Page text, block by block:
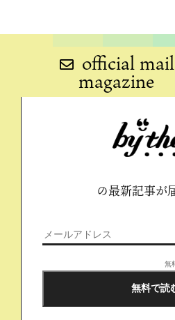
official mail
magazine
の最新記事が
無